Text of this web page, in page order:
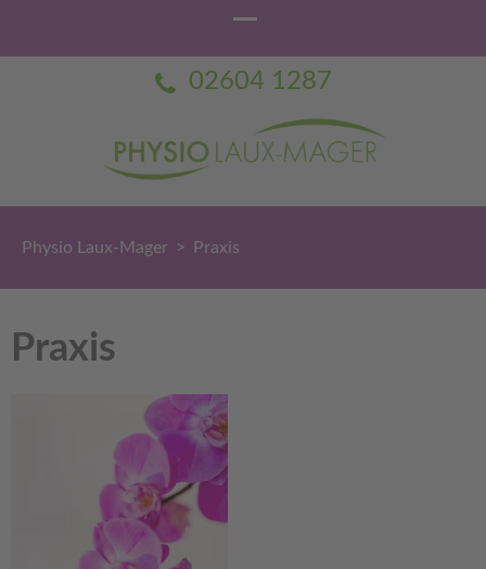
02604 1287
Physio Laux-Mager
Praxis für Physiotherapie Dorothée Laux-Mager
Physio Laux-Mager > Praxis
Praxis